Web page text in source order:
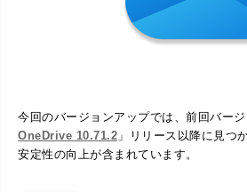
今回のバージョンアップでは、前回バー
OneDrive 10.71.2 」リリース以降に見つ
安定性の向上が含まれています。